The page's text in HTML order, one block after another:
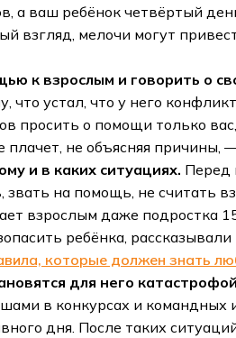
а ваш ребёнок четвёртый
взгляд, мелочи могут
к взрослым и говорить о
что устал, что у него
просить о помощи только
не объясняя причины,
и в каких ситуациях. Перед
звать на помощь, не считать
взрослым даже подростка
ребёнка, рассказывали
которые должен знать
для него
в конкурсах и командных
дня. После таких